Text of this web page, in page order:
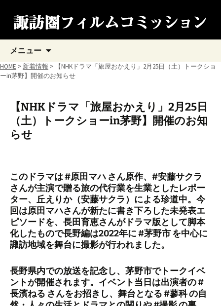
メニュー
テ
ン
ツ
ス
キ
ッ
HOME > 新着情報 > 【NHKドラマ「旅屋おかえり」2月25日（土）トークショ
ーin茅野】開催のお知らせ
【NHKドラマ「旅屋おかえり」2月25日
（土）トークショーin茅野】開催のお知
らせ
このドラマは #原田マハ さん原作、#安藤サクラ
さんが主演で贈る旅の代行業を生業としたレポー
ター、丘えりか（安藤サクラ）による珍道中。今
回は原田マハさんが新たに書き下ろした未発表エ
ピソードを、長田育恵さんがドラマ版として脚本
化したもので長野編は2022年に #茅野市 を中心に
諏訪地域を舞台に撮影が行われました。
長野県内での放送を記念し、茅野市でトークイベ
ントが開催されます。イベント当日は出演者の #
長濱ねる さんをお招きし、舞台となる #蓼科 の自